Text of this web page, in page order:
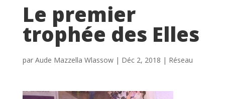
Le premier
trophée des Elles
par Aude Mazzella Wlassow| Déc 2, 2018 | Réseau